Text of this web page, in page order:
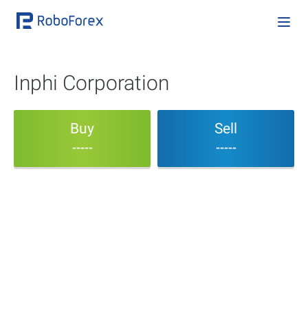
Inphi Corporation
Buy
-----
Sell
-----